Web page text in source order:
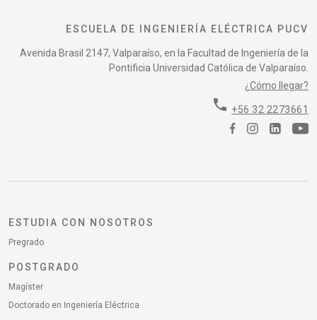
ESCUELA DE INGENIERÍA ELÉCTRICA PUCV
Avenida Brasil 2147, Valparaíso, en la Facultad de Ingeniería de la
Pontificia Universidad Católica de Valparaíso.
¿Cómo llegar?
phone +56 32 2273661
ESTUDIA CON NOSOTROS
Pregrado
POSTGRADO
Magíster
Doctorado en Ingeniería Eléctrica